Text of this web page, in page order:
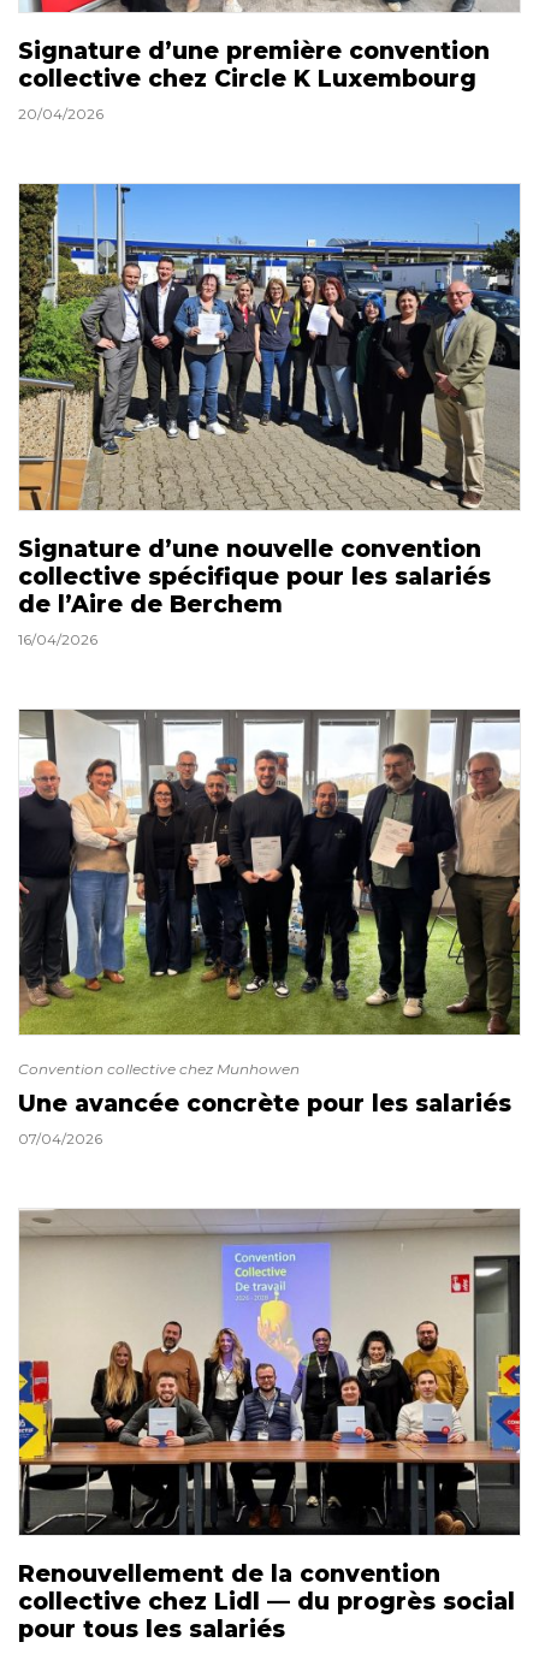
Signature d’une première convention
collective chez Circle K Luxembourg
20/04/2026
Signature d’une nouvelle convention
collective spécifique pour les salariés
de l’Aire de Berchem
16/04/2026
Convention collective chez Munhowen
Une avancée concrète pour les salariés
07/04/2026
Renouvellement de la convention
collective chez Lidl — du progrès social
pour tous les salariés